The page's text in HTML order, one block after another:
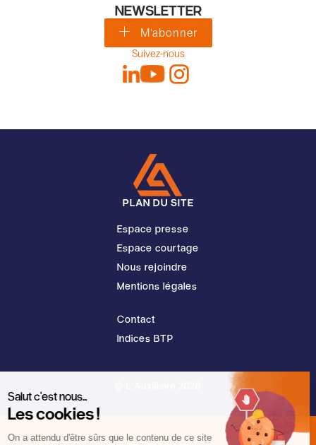
NEWSLETTER
M'abonner
Suivez-nous
PLAN DU SITE
Espace presse
Espace courtage
Nous rejoindre
Mentions légales
Contact
Indices BTP
Salut c'est nous...
Les cookies !
On a attendu d'être sûrs que le contenu de ce site